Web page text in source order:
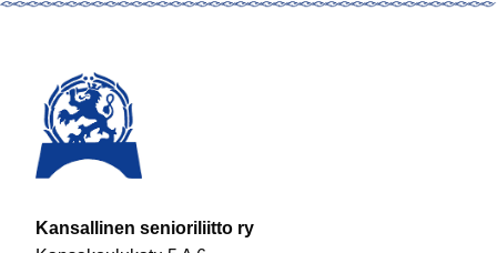
Kansallinen senioriliitto ry